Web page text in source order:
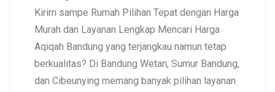
Kirim sampe Rumah Pilihan Tepat dengan Harga
Murah dan Layanan Lengkap Mencari Harga
Aqiqah Bandung yang terjangkau namun tetap
berkualitas? Di Bandung Wetan, Sumur Bandung,
dan Cibeunying memang banyak pilihan layanan